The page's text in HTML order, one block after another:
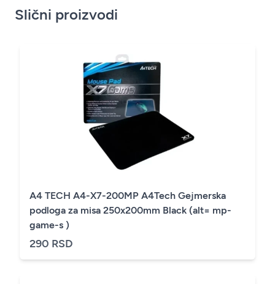
Slični proizvodi
A4 TECH A4-X7-200MP A4Tech Gejmerska
podloga za misa 250x200mm Black (alt= mp-
game-s )
290 RSD